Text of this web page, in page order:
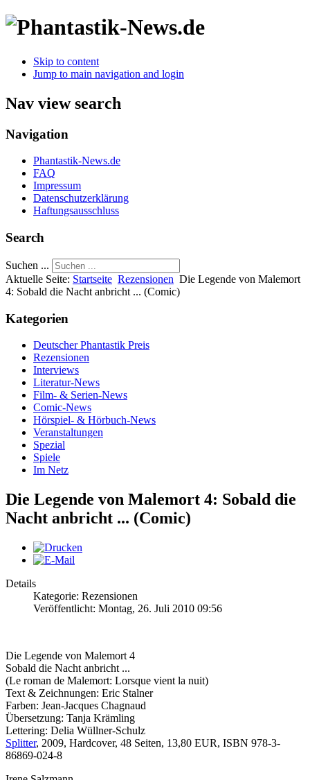
Skip to content
Jump to main navigation and login
Nav view search
Navigation
Phantastik-News.de
FAQ
Impressum
Datenschutzerklärung
Haftungsausschluss
Search
Suchen ...
Aktuelle Seite: Startseite Rezensionen Die Legende von Malemort
4: Sobald die Nacht anbricht ... (Comic)
Kategorien
Deutscher Phantastik Preis
Rezensionen
Interviews
Literatur-News
Film- & Serien-News
Comic-News
Hörspiel- & Hörbuch-News
Veranstaltungen
Spezial
Spiele
Im Netz
Die Legende von Malemort 4: Sobald die
Nacht anbricht ... (Comic)
Details
Kategorie: Rezensionen
Veröffentlicht: Montag, 26. Juli 2010 09:56
Die Legende von Malemort 4
Sobald die Nacht anbricht ...
(Le roman de Malemort: Lorsque vient la nuit)
Text & Zeichnungen: Eric Stalner
Farben: Jean-Jacques Chagnaud
Übersetzung: Tanja Krämling
Lettering: Delia Wüllner-Schulz
Splitter, 2009, Hardcover, 48 Seiten, 13,80 EUR, ISBN 978-3-
86869-024-8